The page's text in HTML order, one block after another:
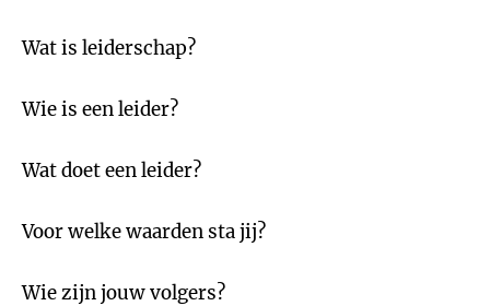
Wat is leiderschap?
Wie is een leider?
Wat doet een leider?
Voor welke waarden sta jij?
Wie zijn jouw volgers?